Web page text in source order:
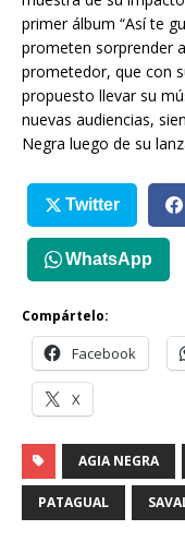
primer álbum “Así te
prometen sorprender
prometedor, que con
propuesto llevar su
nuevas audiencias,
Negra luego de su
Twitter
WhatsApp
Compártelo:
Facebook
X
AGIA NEGRA
PATAGUAL